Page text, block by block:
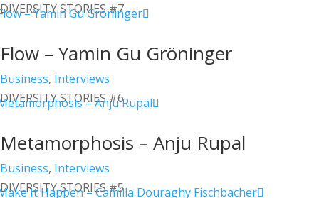
DIVERSITY STORIES #7
Flow – Yamin Gu Gröninger
Business, Interviews
DIVERSITY STORIES #6
Metamorphosis – Anju Rupal
Business, Interviews
DIVERSITY STORIES #5